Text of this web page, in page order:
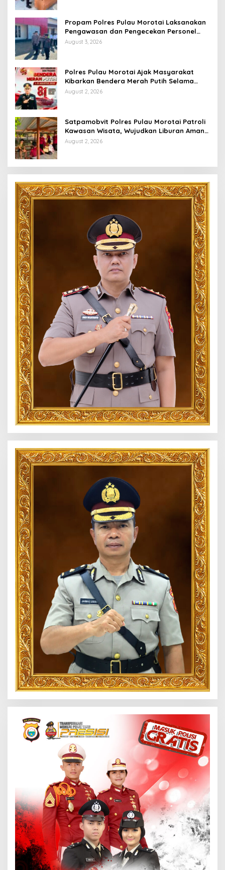
Propam Polres Pulau Morotai Laksanakan
Pengawasan dan Pengecekan Personel
Saat Apel Serah Terima Piket Fungsi
August 3, 2026
Polres Pulau Morotai Ajak Masyarakat
Kibarkan Bendera Merah Putih Selama
Bulan Kemerdekaan
August 2, 2026
Satpamobvit Polres Pulau Morotai Patroli
Kawasan Wisata, Wujudkan Liburan Aman
dan Kondusif
August 2, 2026